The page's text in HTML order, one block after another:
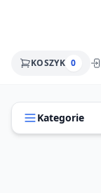
KOSZYK 0
Kategorie